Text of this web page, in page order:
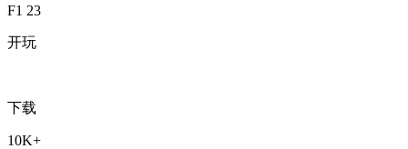
F1 23
开玩
下载
10K+